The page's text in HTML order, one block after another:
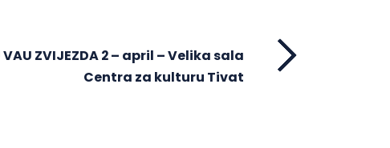
ZVIJEZDA 2 – april – Velika sala
Centra za kulturu Tivat